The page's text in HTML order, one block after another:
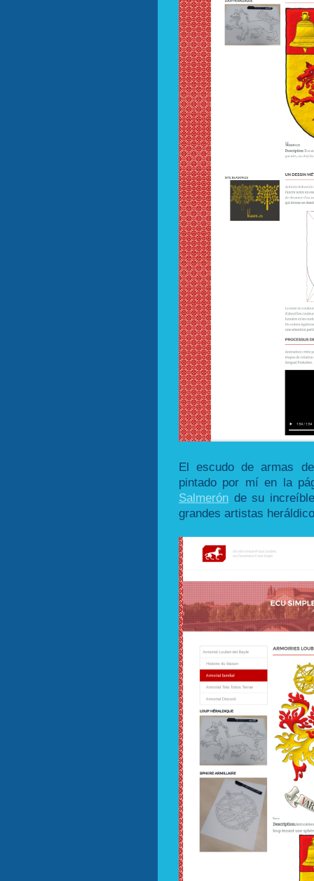
El escudo de armas
pintado por mí en la
Salmerón de su
grandes artistas